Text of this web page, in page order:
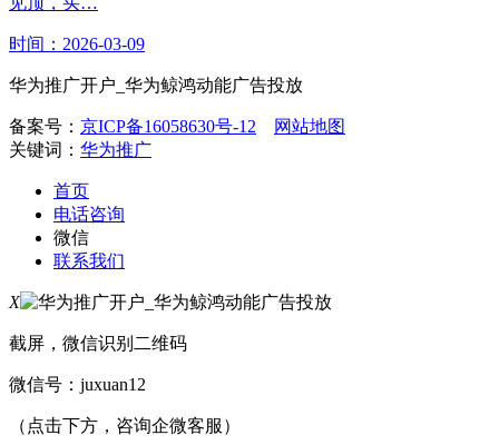
时间：2026-03-09
华为推广开户_华为鲸鸿动能广告投放
备案号： 京ICP备16058630号-12
网站地图
关键词： 华为推广
首页
电话咨询
微信
联系我们
X
截屏，微信识别二维码
微信号： juxuan12
（点击下方，咨询企微客服）